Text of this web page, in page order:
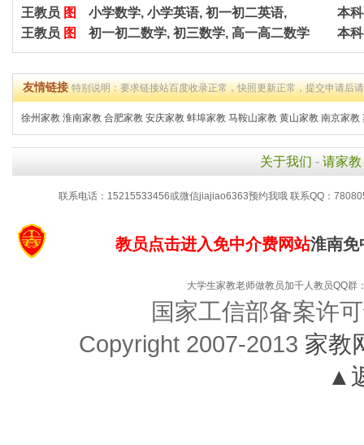
王教员 图 小学数学, 小学英语, 初一初二英语,
本
王教员 图 初一初二数学, 初三数学, 高一高二数学 本
友情链接特别说明：要求链接站百度收录正常，快照更新正常，提交申请后
徐州家教 淮南家教 合肥家教 安庆家教 蚌埠家教 马鞍山家教 黄山家教 南京家教
关于我们 - 请家教
联系电话：15215533456或微信jiajiao6363预约我哦 联系QQ：
教员点击进入免中介费网站淮南
大学生家教老师做教员加千人教员QQ
国家工信部备案许
Copyright 2007-2013 家教
▲